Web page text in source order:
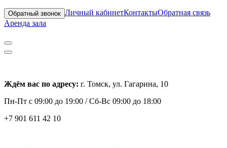
Обратный звонок Личный кабинетКонтактыОбратная связь
Аренда зала
Ждём вас по адресу: г. Томск, ул. Гагарина, 10
Пн-Пт с 09:00 до 19:00 /Сб-Вс 09:00 до 18:00
+7 901 611 42 10